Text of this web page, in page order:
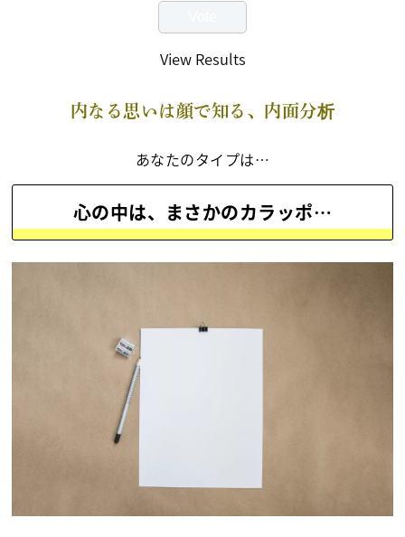
View Results
内なる思いは顔で知る、内面分析
あなたのタイプは…
心の中は、まさかのカラッポ…